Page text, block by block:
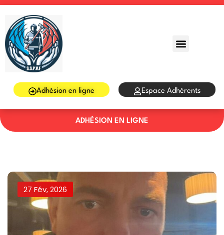
Adhésion en ligne Espace Adhérents
ADHÉSION EN LIGNE
27 Fév, 2026
Don’t have an account?
Remember me Lost your password?